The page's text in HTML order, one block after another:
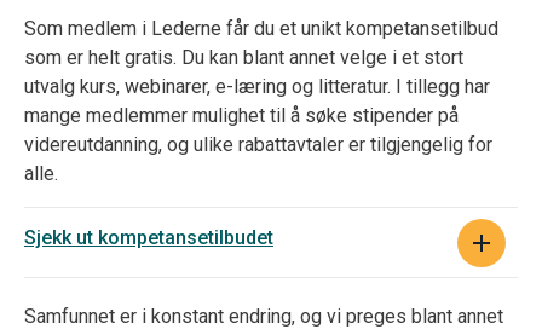
Som medlem i Lederne får du et unikt kompetansetilbud
som er helt gratis. Du kan blant annet velge i et stort
utvalg kurs, webinarer, e-læring og litteratur. I tillegg har
mange medlemmer mulighet til å søke stipender på
videreutdanning, og ulike rabattavtaler er tilgjengelig for
alle.
Sjekk ut kompetansetilbudet
Samfunnet er i konstant endring, og vi preges blant annet